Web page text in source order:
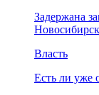
Задержана
Власть
Есть ли уже